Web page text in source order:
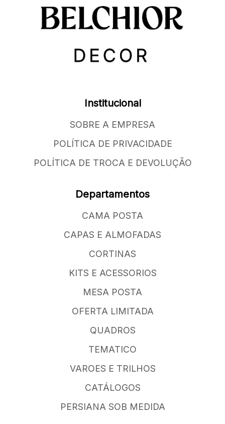
Institucional
SOBRE A EMPRESA
POLÍTICA DE PRIVACIDADE
POLÍTICA DE TROCA E DEVOLUÇÃO
Departamentos
CAMA POSTA
CAPAS E ALMOFADAS
CORTINAS
KITS E ACESSORIOS
MESA POSTA
OFERTA LIMITADA
QUADROS
TEMATICO
VAROES E TRILHOS
CATÁLOGOS
PERSIANA SOB MEDIDA